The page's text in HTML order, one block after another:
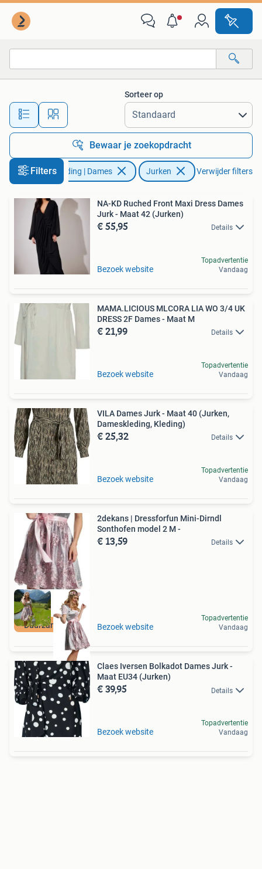
Alle afstanden…
Sorteer op
Bewaar je zoekopdracht
FiltersKleding | Dames Jurken Verwijder filters
NA-KD Ruched Front Maxi Dress Dames
Jurk - Maat 42 (Jurken)
€ 55,95 Details
Bezoek website
Topadvertentie
Vandaag
MAMA.LICIOUS MLCORA LIA WO 3/4 UK
DRESS 2F Dames - Maat M
€ 21,99 Details
Bezoek website
Topadvertentie
Vandaag
VILA Dames Jurk - Maat 40 (Jurken,
Dameskleding, Kleding)
€ 25,32 Details
Bezoek website
Topadvertentie
Vandaag
Duurzame Deal
2dekans | Dressforfun Mini-Dirndl
Sonthofen model 2 M -
€ 13,59 Details
Bezoek website
Topadvertentie
Vandaag
Claes Iversen Bolkadot Dames Jurk -
Maat EU34 (Jurken)
€ 39,95 Details
Bezoek website
Topadvertentie
Vandaag